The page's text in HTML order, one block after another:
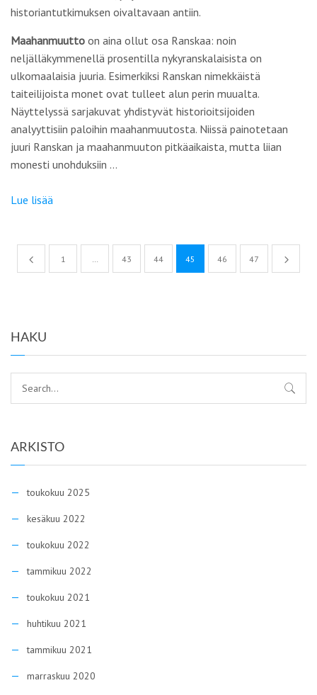
historiantutkimuksen oivaltavaan antiin.
Maahanmuutto on aina ollut osa Ranskaa: noin
neljälläkymmenellä prosentilla nykyranskalaisista on
ulkomaalaisia juuria. Esimerkiksi Ranskan nimekkäistä
taiteilijoista monet ovat tulleet alun perin muualta.
Näyttelyssä sarjakuvat yhdistyvät historioitsijoiden
analyyttisiin paloihin maahanmuutosta. Niissä painotetaan
juuri Ranskan ja maahanmuuton pitkäaikaista, mutta liian
monesti unohduksiin …
Lue lisää
1 … 43 44 45 46 47
HAKU
ARKISTO
toukokuu 2025
kesäkuu 2022
toukokuu 2022
tammikuu 2022
toukokuu 2021
huhtikuu 2021
tammikuu 2021
marraskuu 2020